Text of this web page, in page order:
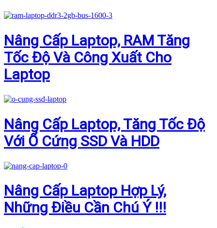
Nâng Cấp Laptop, RAM Tăng
Tốc Độ Và Công Xuất Cho
Laptop
Nâng Cấp Laptop, Tăng Tốc Độ
Với Ổ Cứng SSD Và HDD
Nâng Cấp Laptop Hợp Lý,
Những Điều Cần Chú Ý !!!